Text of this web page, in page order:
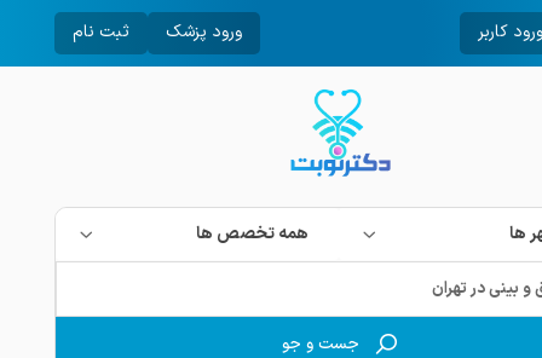
ورود کاربر ورود پزشک ثبت نام
ها همه تخصص ها
جست و جو